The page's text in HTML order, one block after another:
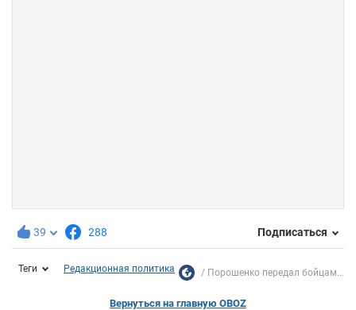
39 288 Подписаться
Теги Редакционная политика Порошенко передал бойцам...
Вернуться на главную OBOZ